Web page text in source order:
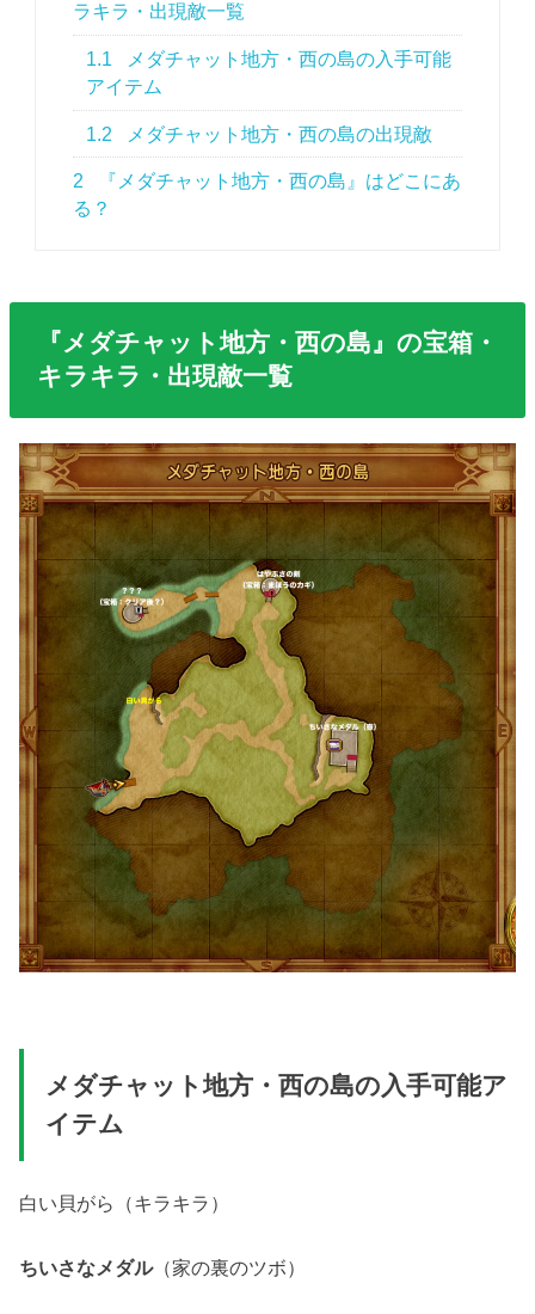
ラキラ・出現敵一覧
1.1
メダチャット地方・西の島の入手可能
アイテム
1.2 メダチャット地方・西の島の出現敵
2
『メダチャット地方・西の島』はどこにあ
る？
『メダチャット地方・西の島』の宝箱・
キラキラ・出現敵一覧
メダチャット地方・西の島の入手可能ア
イテム
白い貝がら（キラキラ）
ちいさなメダル（家の裏のツボ）